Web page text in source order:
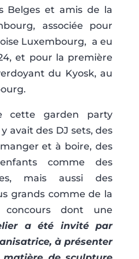
Belges et amis de la
associée pour
Luxembourg, a eu
et pour la première
du Kyosk, au
cette garden party
avait des DJ sets, des
et à boire, des
comme des
mais aussi des
grands comme de la
dont une
a été invité par
à présenter